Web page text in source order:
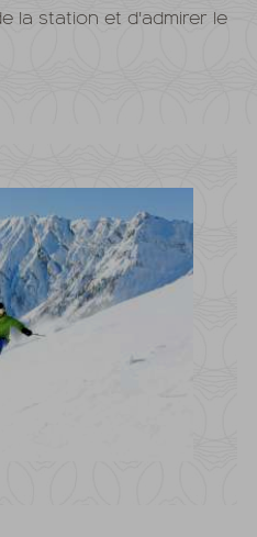
la station et d'admirer le